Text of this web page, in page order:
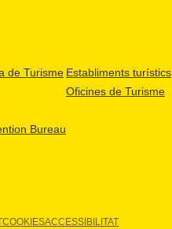
de Turisme
Bureau
Establiments turístics
Oficines de Turisme
COOKIESACCESSIBILITAT